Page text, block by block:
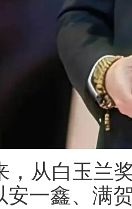
，从白玉兰
安一鑫、满